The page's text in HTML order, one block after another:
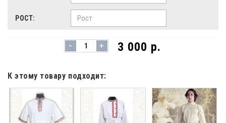
РОСТ:
- + 3 000 р.
К этому товару подходит: